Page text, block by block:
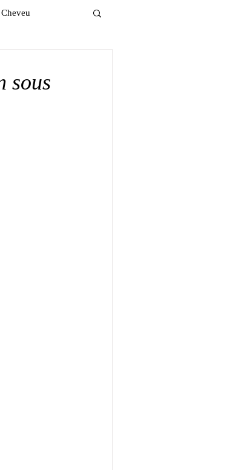
sous